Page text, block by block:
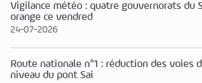
Vigilance météo : quatre gouvernorats du
orange ce vendred
24-07-2026
Route nationale n°1 : réduction des voies
niveau du pont Sai